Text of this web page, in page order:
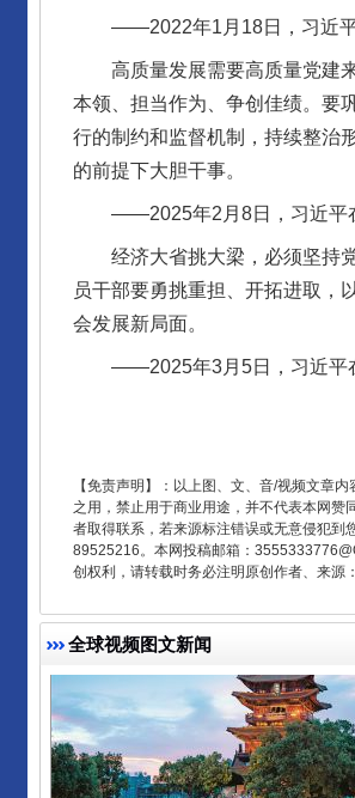
——2022年1月18日，习近平
高质量发展需要高质量党建来
本领、担当作为、争创佳绩。要
行的制约和监督机制，持续整治
的前提下大胆干事。
——2025年2月8日，习近平在
经济大省挑大梁，必须坚持党
员干部要勇挑重担、开拓进取，
会发展新局面。
——2025年3月5日，习近平在
【免责声明】：以上图、文、音/视频文章
之用，禁止用于商业用途，并不代表本网
者取得联系，若来源标注错误或无意侵犯
89525216。本网投稿邮箱：
创权利，请转载时务必注明原创作者、来源
全球视频图文新闻
完善运行机制助力责任有效落实
千年窑火 生生不息